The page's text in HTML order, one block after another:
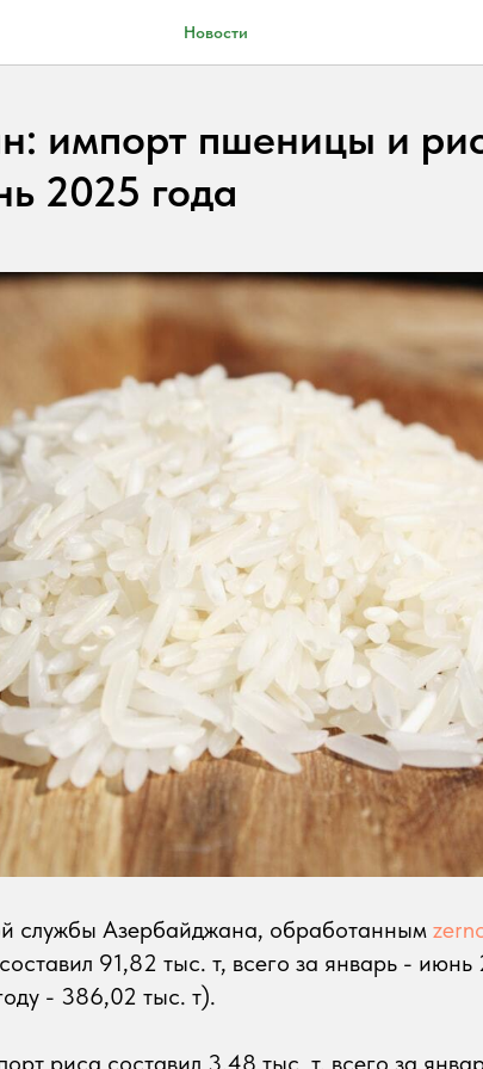
Новости
импорт пшеницы и
2025 года
службы Азербайджана, обработанным
91,82 тыс. т, всего за январь -
- 386,02 тыс. т).
риса составил 3,48 тыс. т, всего за